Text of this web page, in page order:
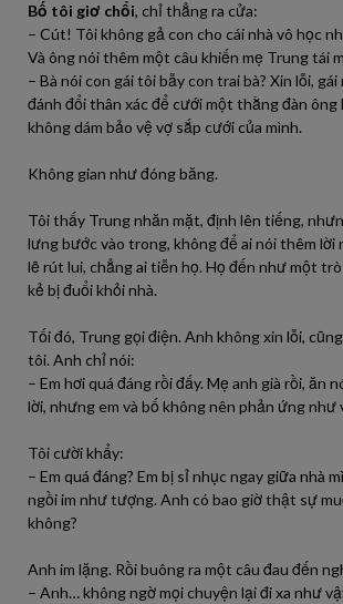
Bố tôi giơ chổi, chỉ thẳng ra cửa:
– Cút! Tôi không gả con cho cái nhà vô học
Và ông nói thêm một câu khiến mẹ Trung tái
– Bà nói con gái tôi bẫy con trai bà? Xin lỗi,
đánh đổi thân xác để cưới một thằng đàn ông
không dám bảo vệ vợ sắp cưới của mình.
Không gian như đóng băng.
Tôi thấy Trung nhăn mặt, định lên tiếng,
lưng bước vào trong, không để ai nói thêm lời
lẽ rút lui, chẳng ai tiễn họ. Họ đến như một
kẻ bị đuổi khỏi nhà.
Tối đó, Trung gọi điện. Anh không xin lỗi,
tôi. Anh chỉ nói:
– Em hơi quá đáng rồi đấy. Mẹ anh già rồi, ăn
lời, nhưng em và bố không nên phản ứng như
Tôi cười khẩy:
– Em quá đáng? Em bị sỉ nhục ngay giữa nhà
ngồi im như tượng. Anh có bao giờ thật sự
không?
Anh im lặng. Rồi buông ra một câu đau đến
– Anh… không ngờ mọi chuyện lại đi xa như